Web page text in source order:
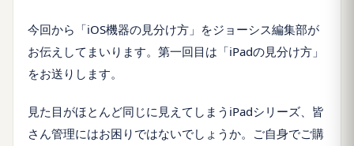
今回から「iOS機器の見分け方」をジョーシス編集部が
お伝えしてまいります。第一回目は「iPadの見分け方」
をお送りします。
見た目がほとんど同じに見えてしまう iPadシリーズ、皆
さん管理にはお困りではないでしょうか。ご自身でご購